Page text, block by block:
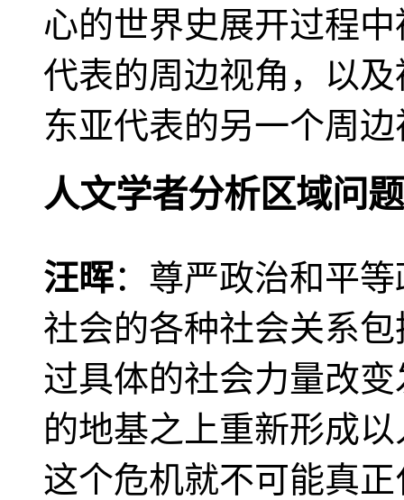
心的世界史展开过程
代表的周边视角，以
东亚代表的另一个周
人文学者分析区域问题
汪晖：尊严政治和平
社会的各种社会关系
过具体的社会力量改
的地基之上重新形成
这个危机就不可能真